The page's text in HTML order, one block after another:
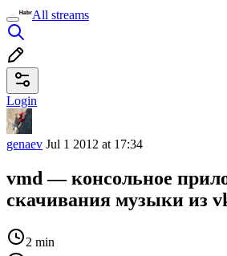
All streams
Login
genaev Jul 1 2012 at 17:34
vmd — консольное
скачивания музыки из
2 min